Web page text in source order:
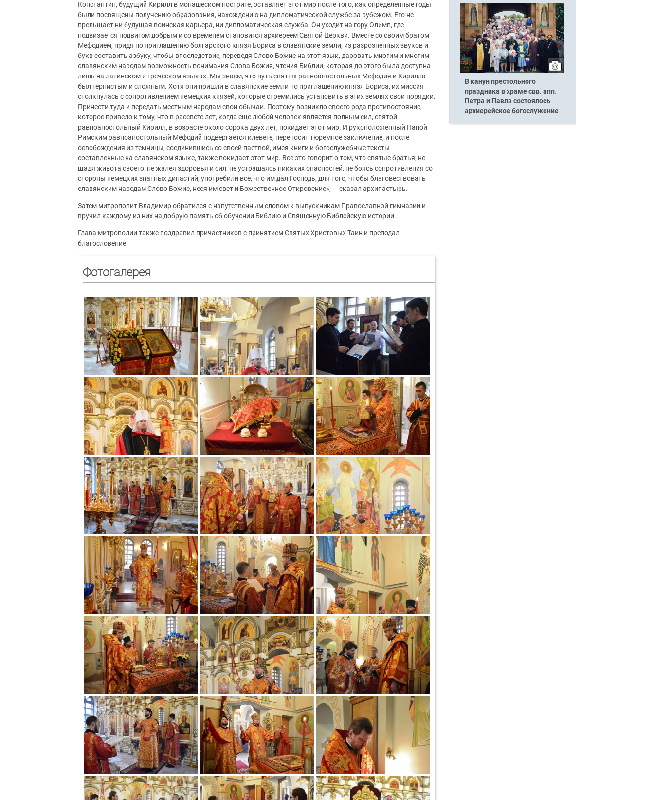
Константин, будущий Кирилл в монашеском постриге, оставляет этот мир после того, как определенные годы
были посвящены получению образования, нахождению на дипломатической службе за рубежом. Его не
прельщает ни будущая воинская карьера, ни дипломатическая служба. Он уходит на гору Олимп, где
подвизается подвигом добрым и со временем становится архиереем Святой Церкви. Вместе со своим братом
Мефодием, придя по приглашению болгарского князя Бориса в славянские земли, из разрозненных звуков и
букв составить азбуку, чтобы впоследствие, переведя Слово Божие на этот язык, даровать многим и многим
славянским народам возможность понимания Слова Божия, чтения Библии, которая до этого была доступна
лишь на латинском и греческом языках. Мы знаем, что путь святых равноапостольных Мефодия и Кирилла
был тернистым и сложным. Хотя они пришли в славянские земли по приглашению князя Бориса, их миссия
столкнулась с сопротивлением немецких князей, которые стремились установить в этих землях свои порядки.
Принести туда и передать местным народам свои обычаи. Поэтому возникло своего рода противостояние,
которое привело к тому, что в рассвете лет, когда еще любой человек является полным сил, святой
равноапостольный Кирилл, в возрасте около сорока двух лет, покидает этот мир. И рукоположенный Папой
Римским равноапостольный Мефодий подвергается клевете, переносит тюремное заключение, и после
освобождения из темницы, соединившись со своей паствой, имея книги и богослужебные тексты
составленные на славянском языке, также покидает этот мир. Все это говорит о том, что святые братья, не
щадя живота своего, не жалея здоровья и сил, не устрашаясь никаких опасностей, не боясь сопротивления со
стороны немецких знатных династий, употребили все, что им дал Господь, для того, чтобы благовествовать
славянским народам Слово Божие, неся им свет и Божественное Откровение», — сказал архипастырь.
Затем митрополит Владимир обратился с напутственным словом к выпускникам Православной гимназии и
вручил каждому из них на добрую память об обучении Библию и Священную Библейскую истории.
Глава митрополии также поздравил причастников с принятием Святых Христовых Таин и преподал
благословение.
Фотогалерея
В канун престольного
праздника в храме свв. апп.
Петра и Павла состоялось
архиерейское богослужение